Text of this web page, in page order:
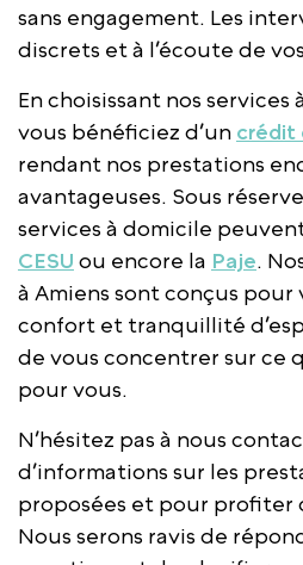
sans engagement. Les
discrets et à l’écoute de
En choisissant nos services
vous bénéficiez d’un crédit
rendant nos prestations
avantageuses. Sous
services à domicile
CESU ou encore la Paje.
à Amiens sont conçus
confort et tranquillité
de vous concentrer sur ce
pour vous.
N’hésitez pas à nous
d’informations sur les
proposées et pour profiter
Nous serons ravis de